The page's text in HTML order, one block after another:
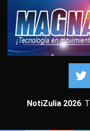
NotiZulia 2026.